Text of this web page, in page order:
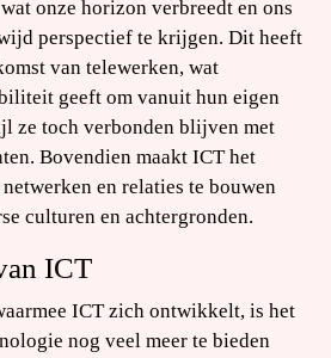
onze horizon verbreedt en ons
perspectief te krijgen. Dit heeft
van telewerken, wat
geeft om vanuit hun eigen
ze toch verbonden blijven met
Bovendien maakt ICT het
en relaties te bouwen
culturen en achtergronden.
ICT
ICT zich ontwikkelt, is het
nog veel meer te bieden